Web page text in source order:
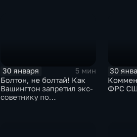
30 января
5 мин
Болтон, не болтай! Как
Вашингтон запретил экс-
советнику по
30
ФРС